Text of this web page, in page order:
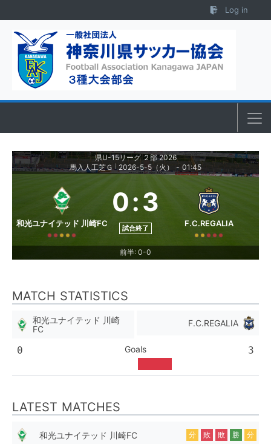
Log in
県U-15リーグ ２部 2026
馬入人工芝Ｇ 2026-5-5（火） - 01:45
和光ユナイテッド 川崎FC
0:3
試合終了 F.C.REGALIA
前半: 0-0
MATCH STATISTICS
和光ユナイテッド 川崎
FC
F.C.REGALIA
0 Goals 3
LATEST MATCHES
和光ユナイテッド 川崎FC 分 敗 敗 勝 分